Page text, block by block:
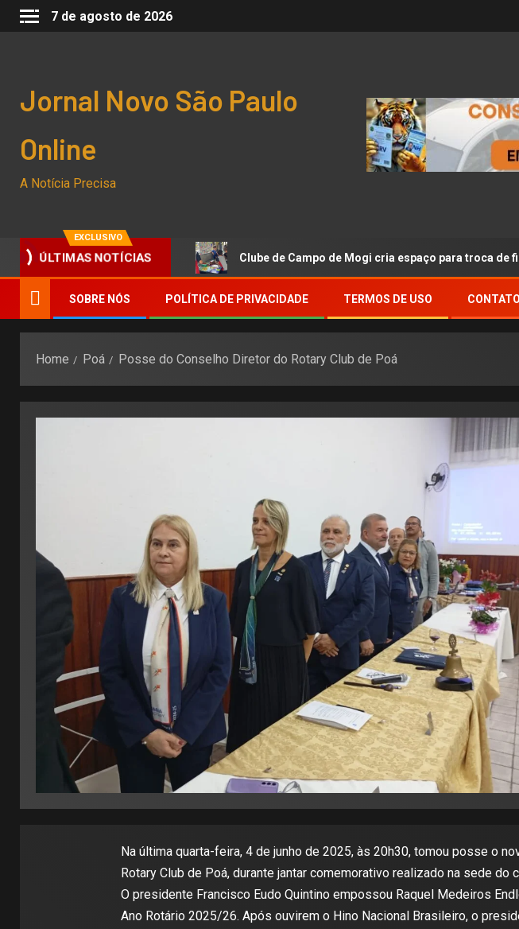
7 de agosto de 2026
Jornal Novo São Paulo
Online
A Notícia Precisa
EXCLUSIVO
ÚLTIMAS NOTÍCIAS
o Dia da Imprensa Clube de Campo de Mogi cria espaço para troca de figurinhas
SOBRE NÓS POLÍTICA DE PRIVACIDADE TERMOS DE USO CONTATO
Home Poá Posse do Conselho Diretor do Rotary Club de Poá
Na última quarta-feira, 4 de junho de 2025, às 20h30, tomou posse o
Rotary Club de Poá, durante jantar comemorativo realizado na sede do
O presidente Francisco Eudo Quintino empossou Raquel Medeiros
Ano Rotário 2025/26. Após ouvirem o Hino Nacional Brasileiro, o